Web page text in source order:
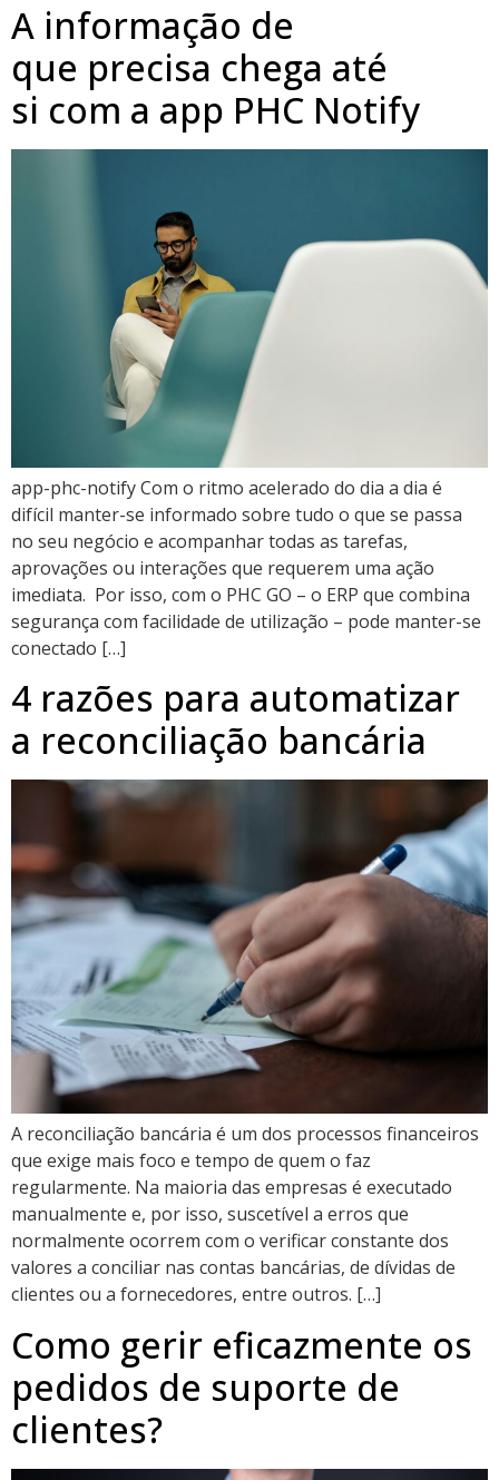
A informação de
que precisa chega até
si com a app PHC Notify
app-phc-notify Com o ritmo acelerado do dia a dia é
difícil manter-se informado sobre tudo o que se passa
no seu negócio e acompanhar todas as tarefas,
aprovações ou interações que requerem uma ação
imediata. Por isso, com o PHC GO – o ERP que combina
segurança com facilidade de utilização – pode manter-se
conectado […]
4 razões para automatizar
a reconciliação bancária
A reconciliação bancária é um dos processos financeiros
que exige mais foco e tempo de quem o faz
regularmente. Na maioria das empresas é executado
manualmente e, por isso, suscetível a erros que
normalmente ocorrem com o verificar constante dos
valores a conciliar nas contas bancárias, de dívidas de
clientes ou a fornecedores, entre outros. […]
Como gerir eficazmente os
pedidos de suporte de
clientes?